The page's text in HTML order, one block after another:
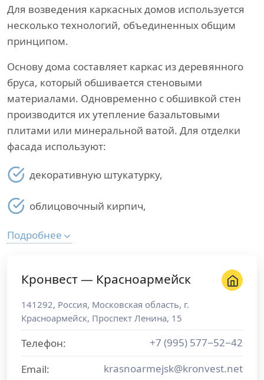
Для возведения каркасных домов используется
несколько технологий, объединенных общим
принципом.
Основу дома составляет каркас из деревянного
бруса, который обшивается стеновыми
материалами. Одновременно с обшивкой стен
производится их утепление базальтовыми
плитами или минеральной ватой. Для отделки
фасада используют:
декоративную штукатурку,
облицовочный кирпич,
Подробнее
Кронвест — Красноармейск
141292, Россия, Московская область, г.
Красноармейск, Проспект Ленина, 15
Телефон:
+7 (995) 577−52−42
Email:
krasnoarmejsk@kronvest.net